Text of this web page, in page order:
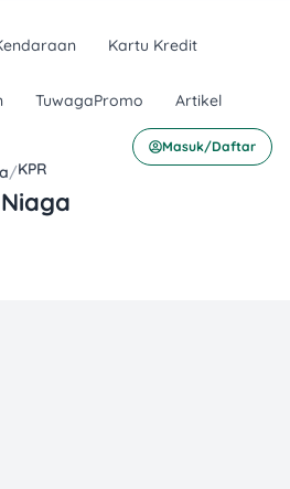
Kartu Kredit
TuwagaPromo Artikel
Masuk/Daftar
/KPR